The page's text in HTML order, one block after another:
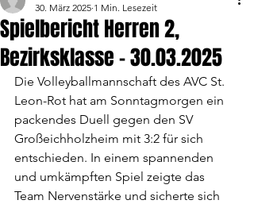
Spielbericht Herren 2,
Bezirksklasse - 30.03.2025
30. März 2025 1 Min. Lesezeit
Die Volleyballmannschaft des AVC St.
Leon-Rot hat am Sonntagmorgen ein
packendes Duell gegen den SV
Großeichholzheim mit 3:2 für sich
entschieden. In einem spannenden
und umkämpften Spiel zeigte das
Team Nervenstärke und sicherte sich